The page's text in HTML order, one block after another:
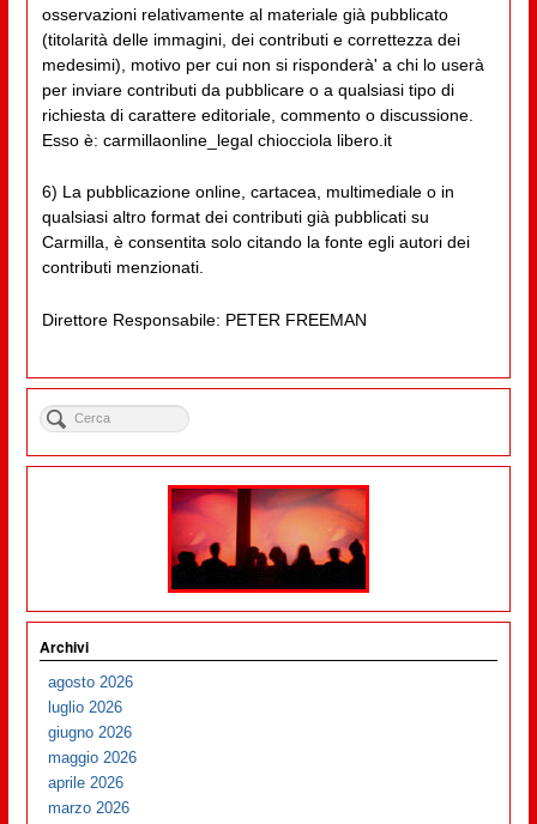
osservazioni relativamente al materiale già pubblicato
(titolarità delle immagini, dei contributi e correttezza dei
medesimi), motivo per cui non si risponderà' a chi lo userà
per inviare contributi da pubblicare o a qualsiasi tipo di
richiesta di carattere editoriale, commento o discussione.
Esso è: carmillaonline_legal chiocciola libero.it
6) La pubblicazione online, cartacea, multimediale o in
qualsiasi altro format dei contributi già pubblicati su
Carmilla, è consentita solo citando la fonte egli autori dei
contributi menzionati.
Direttore Responsabile: PETER FREEMAN
Archivi
agosto 2026
luglio 2026
giugno 2026
maggio 2026
aprile 2026
marzo 2026